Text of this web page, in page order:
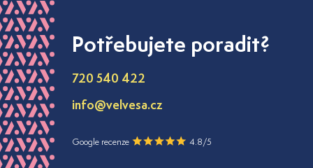
Potřebujete poradit?
720 540 422
info@velvesa.cz
Google recenze 4.8/5